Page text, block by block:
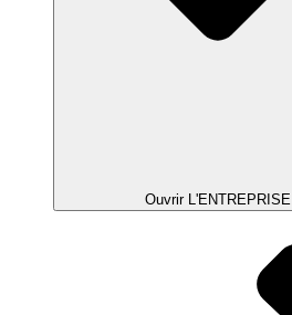
Ouvrir L'ENTREPRISE